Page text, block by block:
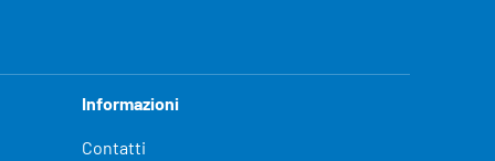
Informazioni
Contatti